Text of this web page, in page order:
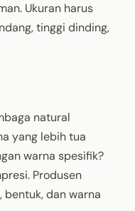
Ukuran harus
tinggi dinding,
natural
yang lebih tua
warna spesifik?
Produsen
bentuk, dan warna